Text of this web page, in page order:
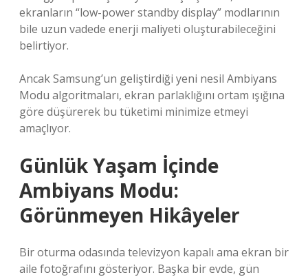
ekranların “low-power standby display” modlarının
bile uzun vadede enerji maliyeti oluşturabileceğini
belirtiyor.
Ancak Samsung’un geliştirdiği yeni nesil Ambiyans
Modu algoritmaları, ekran parlaklığını ortam ışığına
göre düşürerek bu tüketimi minimize etmeyi
amaçlıyor.
Günlük Yaşam İçinde
Ambiyans Modu:
Görünmeyen Hikâyeler
Bir oturma odasında televizyon kapalı ama ekran bir
aile fotoğrafını gösteriyor. Başka bir evde, gün